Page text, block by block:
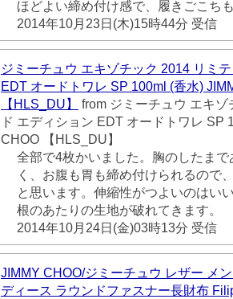
ほどよい締め付け感で、履きごこち
2014年10月23日(木)15時44分 受信
ジミーチュウ エキゾチック 2014 リミ
EDT オードトワレ SP 100ml (香水)
【HLS_DU】
from ジミーチュウ エキ
ド エディション EDT オードトワレ SP
CHOO 【HLS_DU】
全部で4枚かいました。胸のしたま
く、お腹も胃も締め付けられるので
と思います。伸縮性がつよいのはい
根のあたりの生地が破れてきます。
2014年10月24日(金)03時13分 受信
JIMMY CHOO/ジミーチュウ レザー メ
ディース ラウンドファスナー長財布